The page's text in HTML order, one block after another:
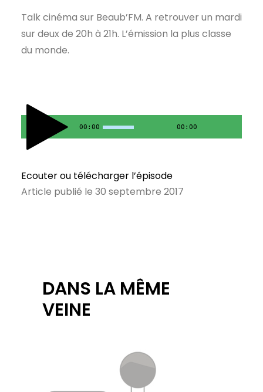
Talk cinéma sur Beaub’FM. A retrouver un mardi
sur deux de 20h à 21h. L’émission la plus classe
du monde.
00:00 00:00
Ecouter ou télécharger l’épisode
Article publié le 30 septembre 2017
DANS LA MÊME
VEINE